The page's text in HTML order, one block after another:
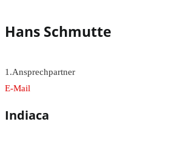
Hans Schmutte
1.Ansprechpartner
E-Mail
Indiaca